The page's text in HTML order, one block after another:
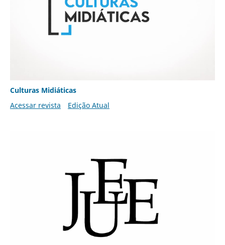
Culturas Midiáticas
Acessar revista
Edição Atual